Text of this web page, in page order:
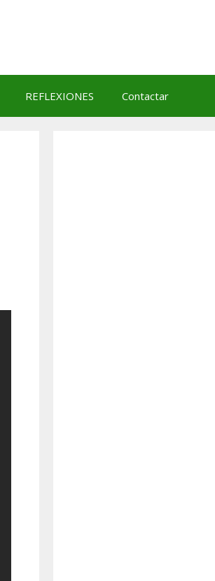
REFLEXIONES Contactar